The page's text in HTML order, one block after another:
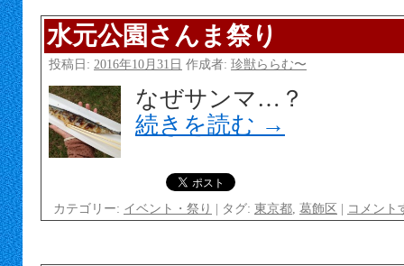
水元公園さんま祭り
投稿日: 2016年10月31日 作成者: 珍獣ららむ〜
なぜサンマ…？
続きを読む →
カテゴリー: イベント・祭り | タグ: 東京都 葛飾区 | コメント